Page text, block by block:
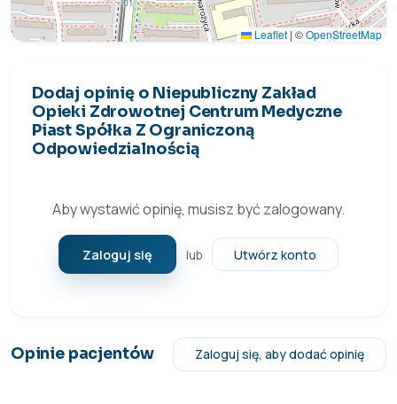
Leaflet | ©OpenStreetMap
Dodaj opinię o Niepubliczny Zakład
Opieki Zdrowotnej Centrum Medyczne
Piast Spółka Z Ograniczoną
Odpowiedzialnością
Aby wystawić opinię, musisz być zalogowany.
Zaloguj się lub Utwórz konto
Opinie pacjentów Zaloguj się, aby dodać opinię